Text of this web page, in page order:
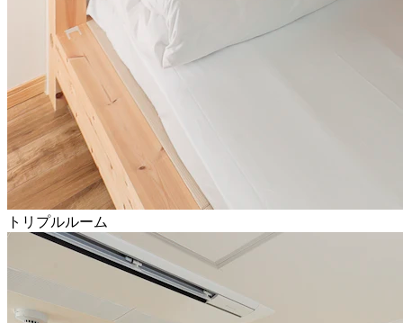
トリプルルーム